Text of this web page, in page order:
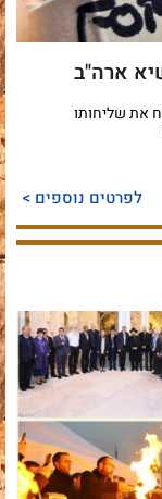
ארה"ב
את שליחותו
לפרטים נוספים >